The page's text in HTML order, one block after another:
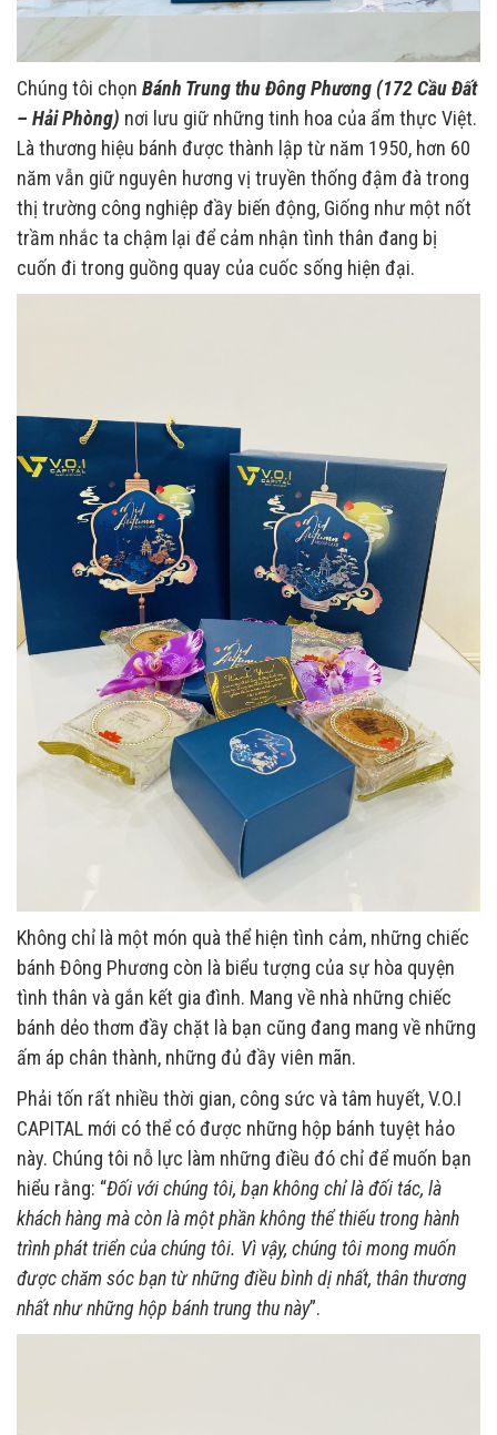
Chúng tôi chọn Bánh Trung thu Đông Phương (172 Cầu Đất
– Hải Phòng) nơi lưu giữ những tinh hoa của ẩm thực Việt.
Là thương hiệu bánh được thành lập từ năm 1950, hơn 60
năm vẫn giữ nguyên hương vị truyền thống đậm đà trong
thị trường công nghiệp đầy biến động, Giống như một nốt
trầm nhắc ta chậm lại để cảm nhận tình thân đang bị
cuốn đi trong guồng quay của cuốc sống hiện đại.
Không chỉ là một món quà thể hiện tình cảm, những chiếc
bánh Đông Phương còn là biểu tượng của sự hòa quyện
tình thân và gắn kết gia đình. Mang về nhà những chiếc
bánh dẻo thơm đầy chặt là bạn cũng đang mang về những
ấm áp chân thành, những đủ đầy viên mãn.
Phải tốn rất nhiều thời gian, công sức và tâm huyết, V.O.I
CAPITAL mới có thể có được những hộp bánh tuyệt hảo
này. Chúng tôi nỗ lực làm những điều đó chỉ để muốn bạn
hiểu rằng: “Đối với chúng tôi, bạn không chỉ là đối tác, là
khách hàng mà còn là một phần không thể thiếu trong hành
trình phát triển của chúng tôi. Vì vậy, chúng tôi mong muốn
được chăm sóc bạn từ những điều bình dị nhất, thân thương
nhất như những hộp bánh trung thu này”.